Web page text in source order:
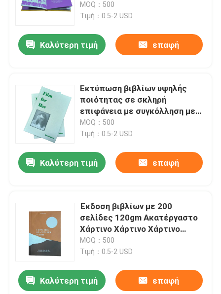
MOQ：500
Τιμή：0.5-2 USD
Καλύτερη τιμή επαφή
Εκτύπωση βιβλίων υψηλής
ποιότητας σε σκληρή
επιφάνεια με συγκόλληση με
ραφή Smyth και ματ
λαμινάρισμα
MOQ：500
Τιμή：0.5-2 USD
Καλύτερη τιμή επαφή
Έκδοση βιβλίων με 200
σελίδες 120gm Ακατέργαστο
Χάρτινο Χάρτινο Χάρτινο
Χάρτινο Καλύμμα
MOQ：500
Τιμή：0.5-2 USD
Καλύτερη τιμή επαφή